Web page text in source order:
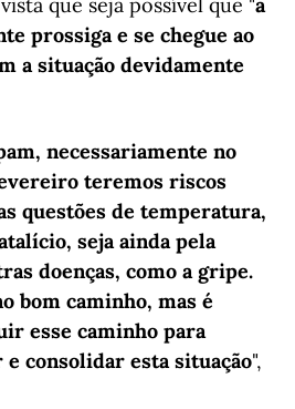
prossiga e se chegue ao
a situação devidamente
necessariamente no
teremos riscos
questões de temperatura,
seja ainda pela
doenças, como a gripe.
bom caminho, mas é
esse caminho para
consolidar esta situação",